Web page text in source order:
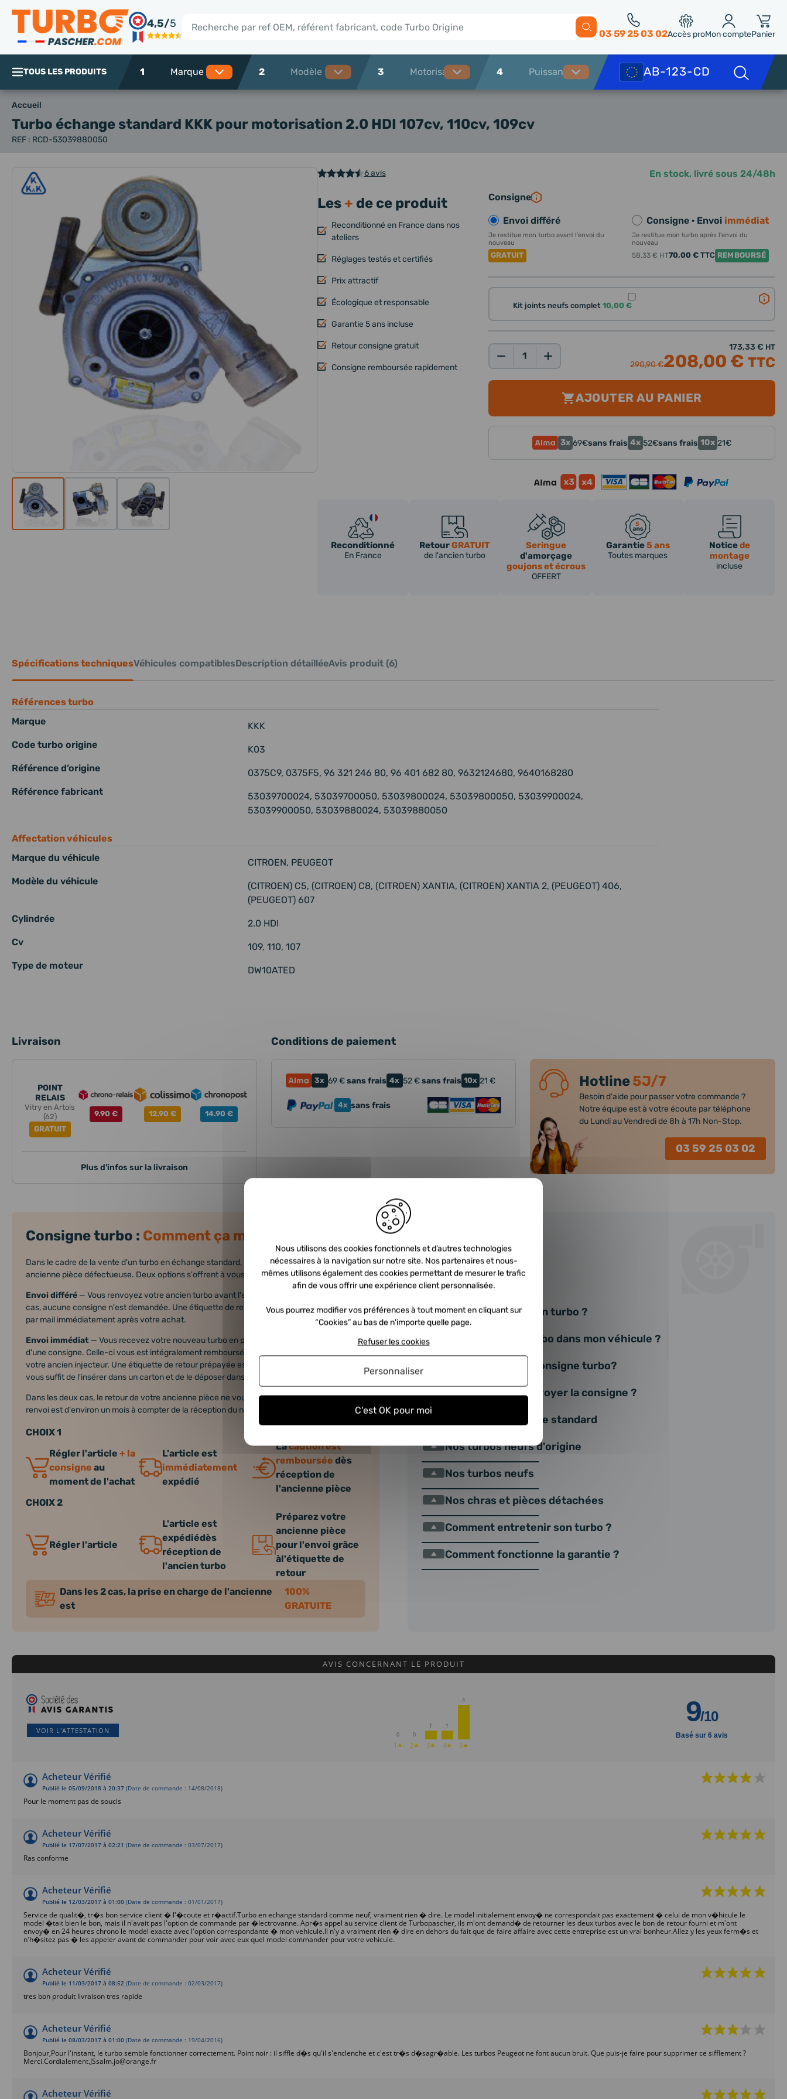
4,5/5
Rechercher 03 59 25 03 02Accès proMon comptePanier
TOUS LES PRODUITS 1 2 3 4
Accueil
Turbo échange standard KKK pour motorisation 2.0 HDI 107cv, 110cv, 109cv
REF : RCD-53039880050
6 avis
Les+ de ce produit
Reconditionné en France dans nos
ateliers
Réglages testés et certifiés
Prix attractif
Écologique et responsable
Garantie 5 ans incluse
Retour consigne gratuit
Consigne remboursée rapidement
En stock, livré sous 24/48h
Consigne
Envoi différé
Je restitue mon turbo avant l'envoi du
nouveau
GRATUIT
Consigne · Envoi immédiat
Je restitue mon turbo après l'envoi du
nouveau
58,33 € HT70,00 €TTC REMBOURSÉ
Kit joints neufs complet10,00 €
290,90 €
173,33 € HT
208,00 € TTC
AJOUTER AU PANIER
3x 69€sans frais 4x 52€sans frais 10x 21€
Reconditionné
En France
RetourGRATUIT
de l'ancien turbo
Seringue
d'amorçage
goujons et écrous
OFFERT
Garantie5 ans
Toutes marques
Noticede
montage
incluse
Spécifications techniquesVéhicules compatiblesDescription détailléeAvis produit (6)
Références turbo
Marque
KKK
Code turbo origine K03
Référence d’origine 0375C9, 0375F5, 96 321 246 80, 96 401 682 80, 9632124680, 9640168280
Référence fabricant
53039700024, 53039700050, 53039800024, 53039800050, 53039900024,
53039900050, 53039880024, 53039880050
Affectation véhicules
Marque du véhicule
CITROEN, PEUGEOT
Modèle du véhicule
(CITROEN) C5, (CITROEN) C8, (CITROEN) XANTIA, (CITROEN) XANTIA 2, (PEUGEOT) 406,
(PEUGEOT) 607
Cylindrée 2.0 HDI
Cv 109, 110, 107
Type de moteur DW10ATED
Livraison
POINT
RELAIS
Vitry en Artois
(62)
GRATUIT
9.90 € 12.90 € 14.90 €
Plus d'infos sur la livraison
Conditions de paiement
3x 69€sans frais 4x 52€sans frais 10x 21 €
4x sans frais
Hotline5J/7
Besoin d'aide pour passer votre commande ?
Notre équipe est à votre écoute par téléphone
du Lundi au Vendredi de 8h à 17h Non-Stop.
03 59 25 03 02
Consigne turbo : Comment ça marche ?
Dans le cadre de la vente d'un turbo en échange standard, vous devez nous retourner votre
ancienne pièce défectueuse. Deux options s'offrent à vous :
Envoi différé — Vous renvoyez votre ancien turbo avant l'expédition du nouveau. Dans ce
cas, aucune consigne n'est demandée. Une étiquette de retour prépayée vous est envoyée
par mail immédiatement après votre achat.
Envoi immédiat — Vous recevez votre nouveau turbo en premier, moyennant le versement
d'une consigne. Celle-ci vous est intégralement remboursée dans les 24h à réception de
votre ancien injecteur. Une étiquette de retour prépayée est incluse dans votre colis — il
vous suffit de l'insérer dans un carton et de le déposer dans n'importe quel bureau de poste.
Dans les deux cas, le retour de votre ancienne pièce ne vous coûte rien. Le délai indicatif de
renvoi est d'environ un mois à compter de la réception du nouveau turbo.
CHOIX 1
Régler l'article + la
consigne au
moment de l'achat
L'article est
immédiatement
expédié
Lacaution est
remboursée dès
réception de
l'ancienne pièce
CHOIX 2
Régler l'article
L'article est
expédiédès
réception de
l'ancien turbo
Préparez votre
ancienne pièce
pour l'envoi grâce
àl'étiquette de
retour
Dans les 2 cas, la prise en charge de l'ancienne
est
100%
GRATUITE
FAQ TURBO
Comment choisir un turbo ?
Où se trouve le turbo dans mon véhicule ?
Qu’est ce qu’une consigne turbo?
Comment nous envoyer la consigne ?
Nos turbos échange standard
Nos turbos neufs d'origine
Nos turbos neufs
Nos chras et pièces détachées
Comment entretenir son turbo ?
Comment fonctionne la garantie ?
AVIS CONCERNANT LE PRODUIT
VOIR L'ATTESTATION 0
1★
0
2★
1
3★
1
4★
4
5★
9/10
Basé sur 6 avis
Acheteur Vérifié
Publié le 05/09/2018 à 20:37 (Date de commande : 14/08/2018)
Pour le moment pas de soucis
Acheteur Vérifié
Publié le 17/07/2017 à 02:21 (Date de commande : 03/07/2017)
Ras conforme
Acheteur Vérifié
Publié le 12/03/2017 à 01:00 (Date de commande : 01/01/2017)
Service de qualit�, tr�s bon service client � l'�coute et r�actif.Turbo en echange standard comme neuf, vraiment rien � dire. Le model initialement envoy� ne correspondait pas exactement � celui de mon v�hicule le
model �tait bien le bon, mais il n'avait pas l'option de commande par �lectrovanne. Apr�s appel au service client de Turbopascher, ils m'ont demand� de retourner les deux turbos avec le bon de retour fourni et m'ont
envoy� en 24 heures chrono le model exacte avec l'option correspondante � mon vehicule.Il n'y a vraiment rien � dire en dehors du fait que de faire affaire avec cette entreprise est un vrai bonheur.Allez y les yeux ferm�s et
n'h�sitez pas � les appeler avant de commander pour voir avec eux quel model commander pour votre vehicule.
Acheteur Vérifié
Publié le 11/03/2017 à 08:52 (Date de commande : 02/03/2017)
tres bon produit livraison tres rapide
Acheteur Vérifié
Publié le 08/03/2017 à 01:00 (Date de commande : 19/04/2016)
Bonjour,Pour l'instant, le turbo semble fonctionner correctement. Point noir : il siffle d�s qu'il s'enclenche et c'est tr�s d�sagr�able. Les turbos Peugeot ne font aucun bruit. Que puis-je faire pour supprimer ce sifflement ?
Merci.Cordialement.JSsalm.jo@orange.fr
Acheteur Vérifié
Panneau de gestion des cookies
Nous utilisons des cookies fonctionnels et d’autres technologies
nécessaires à la navigation sur notre site. Nos partenaires et nous-
mêmes utilisons également des cookies permettant de mesurer le trafic
afin de vous offrir une expérience client personnalisée.
Vous pourrez modifier vos préférences à tout moment en cliquant sur
“Cookies” au bas de n'importe quelle page.
C'est OK pour moi
Refuser les cookies
Personnaliser